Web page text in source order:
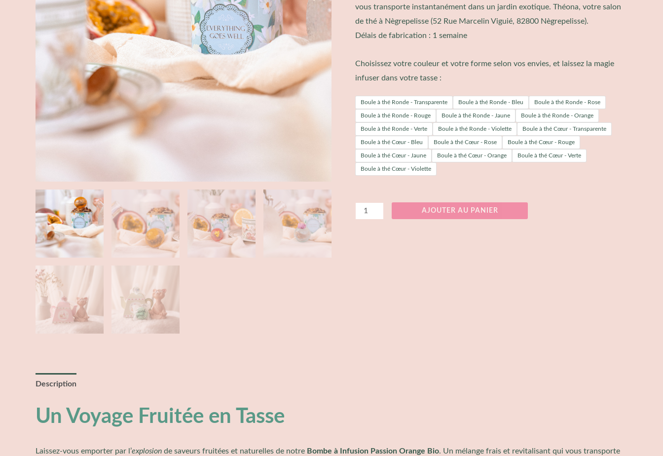
vous transporte instantanément dans un jardin exotique. Théona, votre salon
de thé à Nègrepelisse (52 Rue Marcelin Viguié, 82800 Nègrepelisse).
Délais de fabrication : 1 semaine
Choisissez votre couleur et votre forme selon vos envies, et laissez la magie
infuser dans votre tasse :
Boule à thé Ronde - Transparente Boule à thé Ronde - Bleu Boule à thé Ronde - Rose
Boule à thé Ronde - Rouge Boule à thé Ronde - Jaune Boule à thé Ronde - Orange
Boule à thé Ronde - Verte Boule à thé Ronde - Violette Boule à thé Cœur - Transparente
Boule à thé Cœur - Bleu Boule à thé Cœur - Rose Boule à thé Cœur - Rouge
Boule à thé Cœur - Jaune Boule à thé Cœur - Orange Boule à thé Cœur - Verte
Boule à thé Cœur - Violette
AJOUTER AU PANIER
Description
Un Voyage Fruitée en Tasse
Laissez-vous emporter par l’explosion de saveurs fruitées et naturelles de notre Bombe à Infusion Passion Orange Bio. Un mélange frais et revitalisant qui vous transporte